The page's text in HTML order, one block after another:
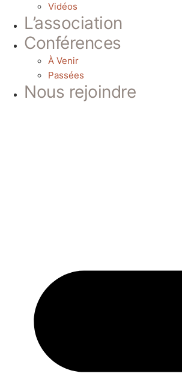
Vidéos
L’association
Conférences
À Venir
Passées
Nous rejoindre